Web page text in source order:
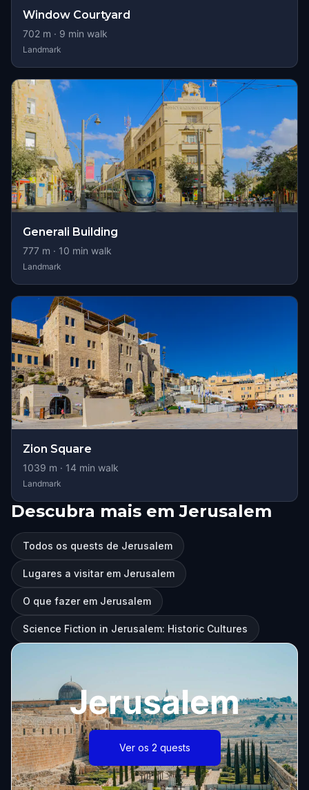
Window Courtyard
702 m · 9 min walk
Landmark
Generali Building
777 m · 10 min walk
Landmark
Zion Square
1039 m · 14 min walk
Landmark
Descubra mais em Jerusalem
Todos os quests de Jerusalem
Lugares a visitar em Jerusalem
O que fazer em Jerusalem
Science Fiction in Jerusalem: Historic Cultures
Jerusalem
Ver os 2 quests